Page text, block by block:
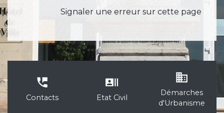
Signaler une erreur sur cette page
perm_phone_msg
Contacts
recent_actors
Etat Civil
business
Démarches
d'Urbanisme